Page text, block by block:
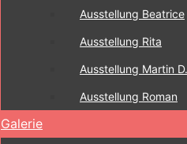
Ausstellung Beatrice
Ausstellung Rita
Ausstellung Martin D.
Ausstellung Roman
Galerie